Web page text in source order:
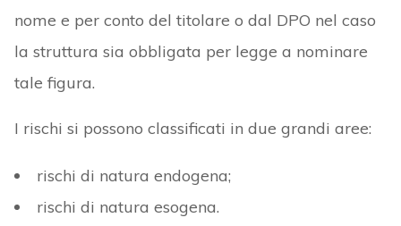
nome e per conto del titolare o dal DPO nel caso
la struttura sia obbligata per legge a nominare
tale figura.
I rischi si possono classificati in due grandi aree:
rischi di natura endogena;
rischi di natura esogena.